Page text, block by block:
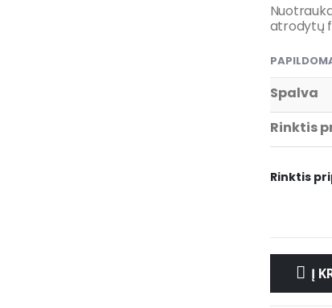
atrodytų
Spalva
Rinktis
Rinktis
Į